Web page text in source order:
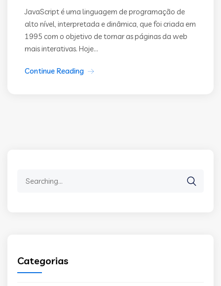
JavaScript é uma linguagem de programação de
alto nível, interpretada e dinâmica, que foi criada em
1995 com o objetivo de tornar as páginas da web
mais interativas. Hoje...
Continue Reading
Categorias